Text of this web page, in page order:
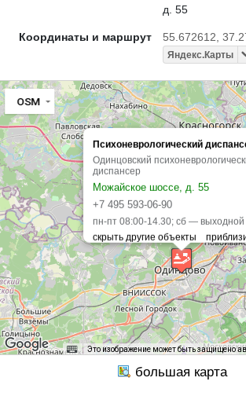
д. 55
Координаты и маршрут 55.672612,
Яндекс.Карты
Психоневрологический
Одинцовский
диспансер
Можайское шоссе, д. 55
+7 495 593-06-90
пн-пт 08:00-14.30; сб — выходной
OSM
Это изображение может быть защищено